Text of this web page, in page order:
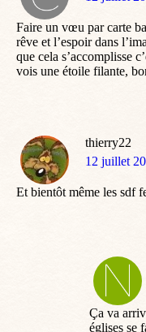
Faire un vœu par carte
rêve et l’espoir dans
que cela s’accomplisse
vois une étoile filante,
thierry22
dit
12 juillet
Et bientôt même les sdf
Ça va
églises se